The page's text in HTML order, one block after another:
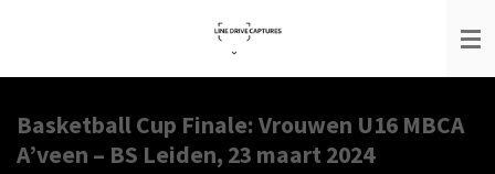
hoofdinhoud
Basketball Cup Finale: Vrouwen U16 MBCA
A’veen – BS Leiden, 23 maart 2024